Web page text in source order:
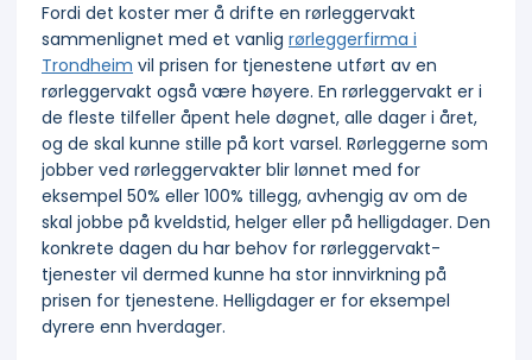
Fordi det koster mer å drifte en rørleggervakt
sammenlignet med et vanlig rørleggerfirma i
Trondheim vil prisen for tjenestene utført av en
rørleggervakt også være høyere. En rørleggervakt er i
de fleste tilfeller åpent hele døgnet, alle dager i året,
og de skal kunne stille på kort varsel. Rørleggerne som
jobber ved rørleggervakter blir lønnet med for
eksempel 50% eller 100% tillegg, avhengig av om de
skal jobbe på kveldstid, helger eller på helligdager. Den
konkrete dagen du har behov for rørleggervakt-
tjenester vil dermed kunne ha stor innvirkning på
prisen for tjenestene. Helligdager er for eksempel
dyrere enn hverdager.